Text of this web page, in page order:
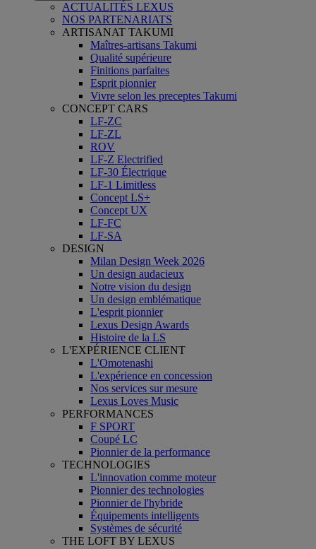
ACTUALITÉS LEXUS
NOS PARTENARIATS
ARTISANAT TAKUMI
Maîtres-artisans Takumi
Qualité supérieure
Finitions parfaites
Esprit pionnier
Vivre selon les preceptes Takumi
CONCEPT CARS
LF-ZC
LF-ZL
ROV
LF-Z Electrified
LF-30 Électrique
LF-1 Limitless
Concept LS+
Concept UX
LF-FC
LF-SA
DESIGN
Milan Design Week 2026
Un design audacieux
Notre vision du design
Un design emblématique
L'esprit pionnier
Lexus Design Awards
Histoire de la LS
L'EXPÉRIENCE CLIENT
L'Omotenashi
L'expérience en concession
Nos services sur mesure
Lexus Loves Music
PERFORMANCES
F SPORT
Coupé LC
Pionnier de la performance
TECHNOLOGIES
L'innovation comme moteur
Pionnier des technologies
Pionnier de l'hybride
Équipements intelligents
Systèmes de sécurité
THE LOFT BY LEXUS